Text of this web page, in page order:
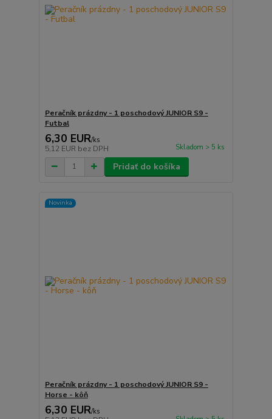
Peračník prázdny - 1 poschodový JUNIOR S9 -
Futbal
6,30 EUR/ks
5,12 EUR bez DPH Skladom > 5 ks
Pridať do košíka
Novinka
Peračník prázdny - 1 poschodový JUNIOR S9 -
Horse - kôň
6,30 EUR/ks